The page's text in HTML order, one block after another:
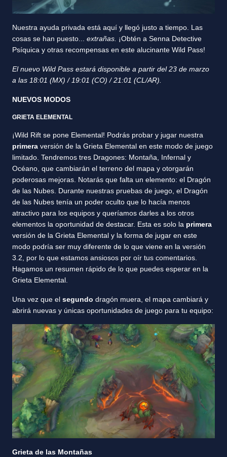
Nuestra ayuda privada está aquí y llegó justo a tiempo. Las
cosas se han puesto... extrañas. ¡Obtén a Senna Detective
Psíquica y otras recompensas en este alucinante Wild Pass!
El nuevo Wild Pass estará disponible a partir del 23 de marzo
a las 18:01 (MX) / 19:01 (CO) / 21:01 (CL/AR).
NUEVOS MODOS
GRIETA ELEMENTAL
¡Wild Rift se pone Elemental! Podrás probar y jugar nuestra
primera versión de la Grieta Elemental en este modo de juego
limitado. Tendremos tres Dragones: Montaña, Infernal y
Océano, que cambiarán el terreno del mapa y otorgarán
poderosas mejoras. Notarás que falta un elemento: el Dragón
de las Nubes. Durante nuestras pruebas de juego, el Dragón
de las Nubes tenía un poder oculto que lo hacía menos
atractivo para los equipos y queríamos darles a los otros
elementos la oportunidad de destacar. Esta es solo la primera
versión de la Grieta Elemental y la forma de jugar en este
modo podría ser muy diferente de lo que viene en la versión
3.2, por lo que estamos ansiosos por oír tus comentarios.
Hagamos un resumen rápido de lo que puedes esperar en la
Grieta Elemental.
Una vez que el segundo dragón muera, el mapa cambiará y
abrirá nuevas y únicas oportunidades de juego para tu equipo:
Grieta de las Montañas